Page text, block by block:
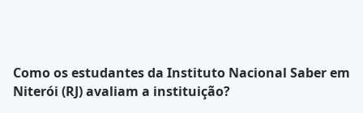
Como os estudantes da Instituto Nacional Saber em
Niterói (RJ) avaliam a instituição?